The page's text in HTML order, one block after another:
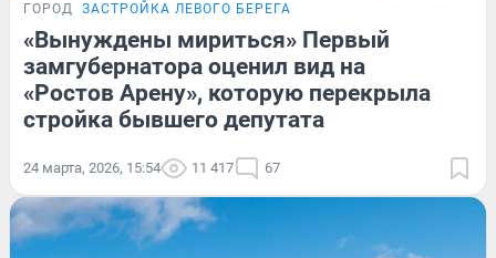
ГОРОД ЗАСТРОЙКА ЛЕВОГО БЕРЕГА
«Вынуждены мириться» Первый
замгубернатора оценил вид на
«Ростов Арену», которую перекрыла
стройка бывшего депутата
24 марта, 2026, 15:54 11 417 67